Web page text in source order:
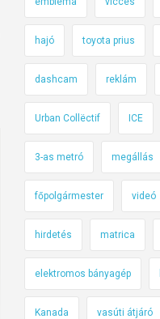
hajó toyota prius
dashcam reklám
Urban Collëctif ICE
3-as metró megállás
főpolgármester videó
hirdetés matrica
elektromos bányagép
Kanada vasúti átjáró